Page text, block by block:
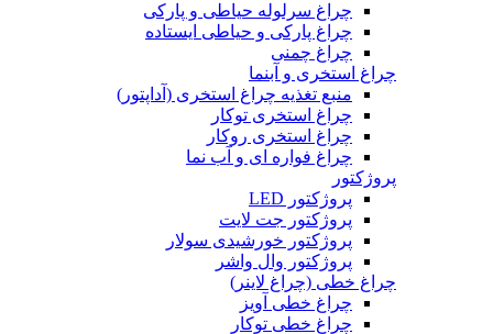
چراغ سرلوله حیاطی و پارکی
چراغ پارکی و حیاطی ایستاده
چراغ چمنی
چراغ استخری و آبنما
منبع تغذیه چراغ استخری (آداپتور)
چراغ استخری توکار
چراغ استخری روکار
چراغ فواره ای و آب نما
پروژکتور
پروژکتور LED
پروژکتور جت لایت
پروژکتور خورشیدی سولار
پروژکتور وال واشر
چراغ خطی (چراغ لاینر)
چراغ خطی آویز
چراغ خطی توکار